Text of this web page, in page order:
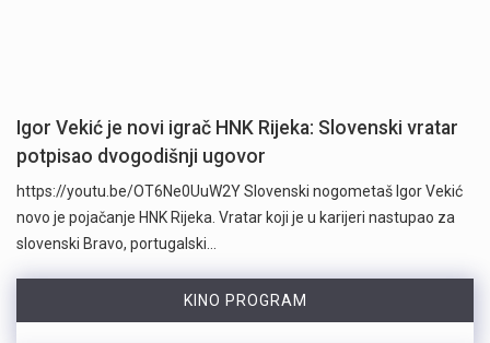
Igor Vekić je novi igrač HNK Rijeka: Slovenski vratar
potpisao dvogodišnji ugovor
https://youtu.be/OT6Ne0UuW2Y Slovenski nogometaš Igor Vekić
novo je pojačanje HNK Rijeka. Vratar koji je u karijeri nastupao za
slovenski Bravo, portugalski…
KINO PROGRAM